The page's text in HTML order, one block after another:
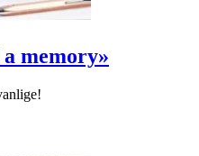
memory»